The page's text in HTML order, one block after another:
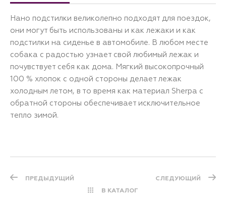
Нано подстилки великолепно подходят для поездок,
они могут быть использованы и как лежаки и как
подстилки на сиденье в автомобиле. В любом месте
собака с радостью узнает свой любимый лежак и
почувствует себя как дома. Мягкий высокопрочный
100 % хлопок с одной стороны делает лежак
холодным летом, в то время как материал Sherpa c
обратной стороны обеспечивает исключительное
тепло зимой.
ПРЕДЫДУЩИЙ
В КАТАЛОГ
СЛЕДУЮЩИЙ